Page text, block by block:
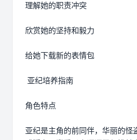
理解她的职责冲突
欣赏她的坚持和毅力
给她下载新的表情包
亚纪培养指南
角色特点
亚纪是主角的前同伴，华丽的怪